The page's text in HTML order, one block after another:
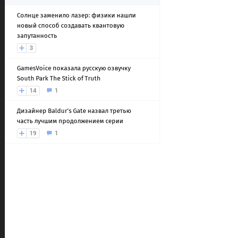
Солнце заменило лазер: физики нашли
новый способ создавать квантовую
запутанность
3
GamesVoice показала русскую озвучку
South Park The Stick of Truth
14
1
Дизайнер Baldur’s Gate назвал третью
часть лучшим продолжением серии
19
1